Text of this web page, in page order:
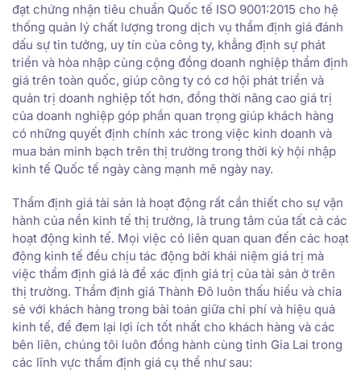
đạt chứng nhận tiêu chuẩn Quốc tế ISO 9001:2015 cho hệ
thống quản lý chất lượng trong dịch vụ thẩm định giá đánh
dấu sự tin tưởng, uy tín của công ty, khẳng định sự phát
triển và hòa nhập cùng cộng đồng doanh nghiệp thẩm định
giá trên toàn quốc, giúp công ty có cơ hội phát triển và
quản trị doanh nghiệp tốt hơn, đồng thời nâng cao giá trị
của doanh nghiệp góp phần quan trọng giúp khách hàng
có những quyết định chính xác trong việc kinh doanh và
mua bán minh bạch trên thị trường trong thời kỳ hội nhập
kinh tế Quốc tế ngày càng mạnh mẽ ngày nay.
Thẩm định giá tài sản là hoạt động rất cần thiết cho sự vận
hành của nền kinh tế thị trường, là trung tâm của tất cả các
hoạt động kinh tế. Mọi việc có liên quan quan đến các hoạt
động kinh tế đều chịu tác động bởi khái niệm giá trị mà
việc thẩm định giá là để xác định giá trị của tài sản ở trên
thị trường. Thẩm định giá Thành Đô luôn thấu hiểu và chia
sẻ với khách hàng trong bài toán giữa chi phí và hiệu quả
kinh tế, để đem lại lợi ích tốt nhất cho khách hàng và các
bên liên, chúng tôi luôn đồng hành cùng tỉnh Gia Lai trong
các lĩnh vực thẩm định giá cụ thể như sau: